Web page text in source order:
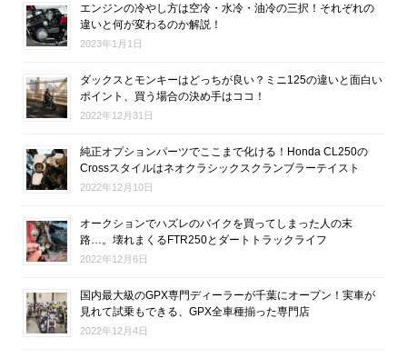
エンジンの冷やし方は空冷・水冷・油冷の三択！それぞれの
違いと何が変わるのか解説！
2023年1月1日
ダックスとモンキーはどっちが良い？ミニ125の違いと面白い
ポイント、買う場合の決め手はココ！
2022年12月31日
純正オプションパーツでここまで化ける！Honda CL250の
Crossスタイルはネオクラシックスクランブラーテイスト
2022年12月10日
オークションでハズレのバイクを買ってしまった人の末
路…。壊れまくるFTR250とダートトラックライフ
2022年12月6日
国内最大級のGPX専門ディーラーが千葉にオープン！実車が
見れて試乗もできる、GPX全車種揃った専門店
2022年12月4日